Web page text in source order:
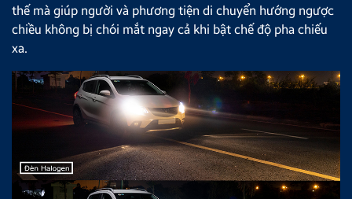
thế mà giúp người và phương tiện di chuyển hướng ngược
chiều không bị chói mắt ngay cả khi bật chế độ pha chiếu
xa.